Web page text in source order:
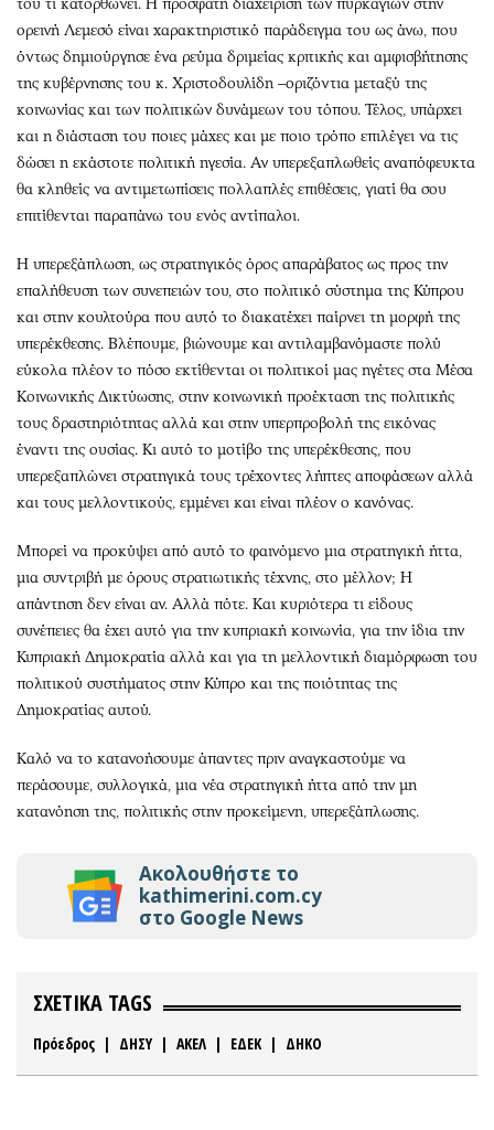
του τι κατορθώνει. Η πρόσφατη διαχείριση των πυρκαγιών στην
ορεινή Λεμεσό είναι χαρακτηριστικό παράδειγμα του ως άνω, που
όντως δημιούργησε ένα ρεύμα δριμείας κριτικής και αμφισβήτησης
της κυβέρνησης του κ. Χριστοδουλίδη –οριζόντια μεταξύ της
κοινωνίας και των πολιτικών δυνάμεων του τόπου. Τέλος, υπάρχει
και η διάσταση του ποιες μάχες και με ποιο τρόπο επιλέγει να τις
δώσει η εκάστοτε πολιτική ηγεσία. Αν υπερεξαπλωθείς αναπόφευκτα
θα κληθείς να αντιμετωπίσεις πολλαπλές επιθέσεις, γιατί θα σου
επιτίθενται παραπάνω του ενός αντίπαλοι.
Η υπερεξάπλωση, ως στρατηγικός όρος απαράβατος ως προς την
επαλήθευση των συνεπειών του, στο πολιτικό σύστημα της Κύπρου
και στην κουλτούρα που αυτό το διακατέχει παίρνει τη μορφή της
υπερέκθεσης. Βλέπουμε, βιώνουμε και αντιλαμβανόμαστε πολύ
εύκολα πλέον το πόσο εκτίθενται οι πολιτικοί μας ηγέτες στα Μέσα
Κοινωνικής Δικτύωσης, στην κοινωνική προέκταση της πολιτικής
τους δραστηριότητας αλλά και στην υπερπροβολή της εικόνας
έναντι της ουσίας. Κι αυτό το μοτίβο της υπερέκθεσης, που
υπερεξαπλώνει στρατηγικά τους τρέχοντες λήπτες αποφάσεων αλλά
και τους μελλοντικούς, εμμένει και είναι πλέον ο κανόνας.
Μπορεί να προκύψει από αυτό το φαινόμενο μια στρατηγική ήττα,
μια συντριβή με όρους στρατιωτικής τέχνης, στο μέλλον; Η
απάντηση δεν είναι αν. Αλλά πότε. Και κυριότερα τι είδους
συνέπειες θα έχει αυτό για την κυπριακή κοινωνία, για την ίδια την
Κυπριακή Δημοκρατία αλλά και για τη μελλοντική διαμόρφωση του
πολιτικού συστήματος στην Κύπρο και της ποιότητας της
Δημοκρατίας αυτού.
Καλό να το κατανοήσουμε άπαντες πριν αναγκαστούμε να
περάσουμε, συλλογικά, μια νέα στρατηγική ήττα από την μη
κατανόηση της, πολιτικής στην προκείμενη, υπερεξάπλωσης.
Ακολουθήστε το
kathimerini.com.cy
στο Google News
ΣΧΕΤΙΚΑ TAGS
Πρόεδρος | ΔΗΣΥ | ΑΚΕΛ | ΕΔΕΚ | ΔΗΚΟ